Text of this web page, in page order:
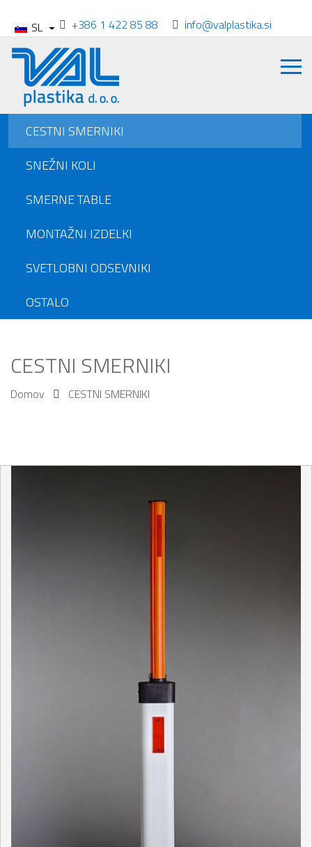
SL +386 1 422 85 88 info@valplastika.si
CESTNI SMERNIKI
SNEŽNI KOLI
SMERNE TABLE
MONTAŽNI IZDELKI
SVETLOBNI ODSEVNIKI
OSTALO
CESTNI SMERNIKI
Domov CESTNI SMERNIKI